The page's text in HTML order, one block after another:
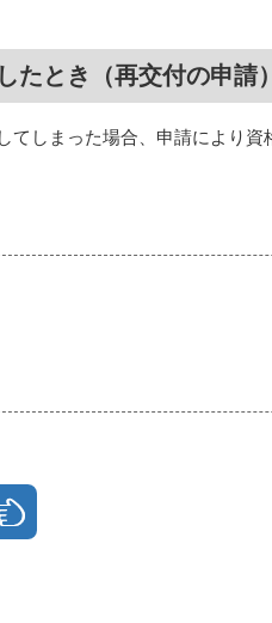
たとき（再交付の申請）
しまった場合、申請により